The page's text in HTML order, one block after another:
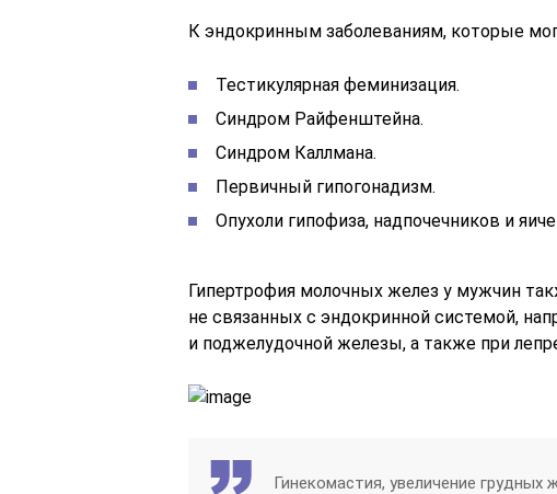
К эндокринным заболеваниям, которые
Тестикулярная феминизация.
Синдром Райфенштейна.
Синдром Каллмана.
Первичный гипогонадизм.
Опухоли гипофиза, надпочечников и
Гипертрофия молочных желез у мужчин
не связанных с эндокринной системой,
и поджелудочной железы, а также при
Гинекомастия, увеличение грудных